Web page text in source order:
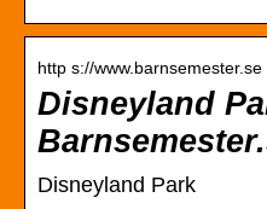
http s://
Disneyland
Disneyland Park